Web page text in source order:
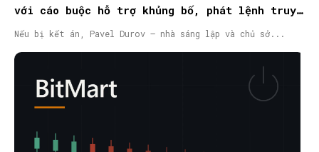
với cáo buộc hỗ trợ khủng bố, phát lệnh truy
nã quốc tế
Nếu bị kết án, Pavel Durov – nhà sáng lập và chủ sở...